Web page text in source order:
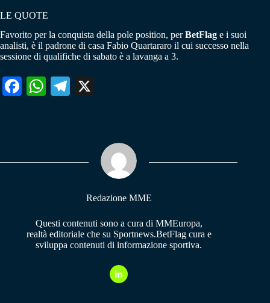
LE QUOTE
Favorito per la conquista della pole position, perBetFlag e i suoi
analisti, è il padrone di casa Fabio Quartararo il cui successo nella
sessione di qualifiche di sabato è a lavanga a 3.
Fa W
pp
Te
m
Redazione MME
Questi contenuti sono a cura di MMEuropa,
realtà editoriale che su Sportnews.BetFlag cura e
sviluppa contenuti di informazione sportiva.